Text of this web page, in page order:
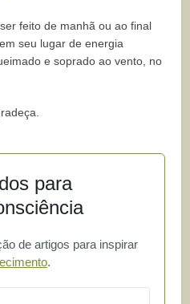
feito de manhã ou ao final
seu lugar de energia
e soprado ao vento, no
para
de artigos para inspirar
.